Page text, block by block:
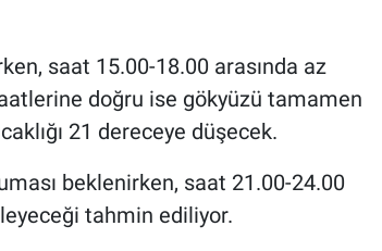
saat 15.00-18.00 arasında az
doğru ise gökyüzü tamamen
21 dereceye düşecek.
beklenirken, saat 21.00-24.00
tahmin ediliyor.